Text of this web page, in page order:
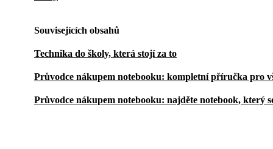
Souvisejících obsahů
Technika do školy, která stojí za to
Průvodce nákupem notebooku: kompletní příručka pro
Průvodce nákupem notebooku: najděte notebook, který